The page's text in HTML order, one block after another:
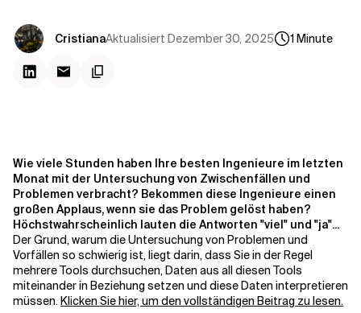
CristianaAktualisiert Dezember 30, 2025 1Minute
Wie viele Stunden haben Ihre besten Ingenieure im letzten
Monat mit der Untersuchung von Zwischenfällen und
Problemen verbracht? Bekommen diese Ingenieure einen
großen Applaus, wenn sie das Problem gelöst haben?
Höchstwahrscheinlich lauten die Antworten "viel" und "ja"...
Der Grund, warum die Untersuchung von Problemen und
Vorfällen so schwierig ist, liegt darin, dass Sie in der Regel
mehrere Tools durchsuchen, Daten aus all diesen Tools
miteinander in Beziehung setzen und diese Daten interpretieren
müssen.Klicken Sie hier, um den vollständigen Beitrag zu lesen.